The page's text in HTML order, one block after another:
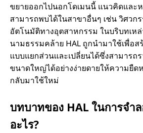
ขยายออกไปนอกโดเมนนี้ แนวคิดและ
สามารถพบได้ในสาขาอื่นๆ เช่น วิศวก
อัตโนมัติทางอุตสาหกรรม ในบริบทเห
นามธรรมคล้าย HAL ถูกนํามาใช้เพื่อส
แบบแยกส่วนและเปลี่ยนได้ซึ่งสามารถ
ขนาดใหญ่ได้อย่างง่ายดายให้ความยืด
กลับมาใช้ใหม่
บทบาทของ HAL ในการจํา
อะไร?